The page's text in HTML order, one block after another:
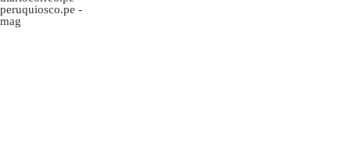
peruquiosco.pe -
mag